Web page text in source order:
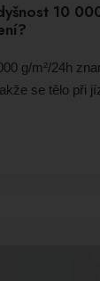
10
g/m²/24h
se tělo při